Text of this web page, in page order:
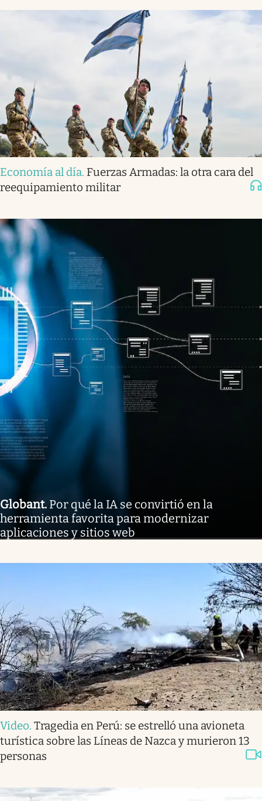
Economía al día. Fuerzas Armadas: la otra cara del
reequipamiento militar
Globant. Por qué la IA se convirtió en la
herramienta favorita para modernizar
aplicaciones y sitios web
Video. Tragedia en Perú: se estrelló una avioneta
turística sobre las Líneas de Nazca y murieron 13
personas